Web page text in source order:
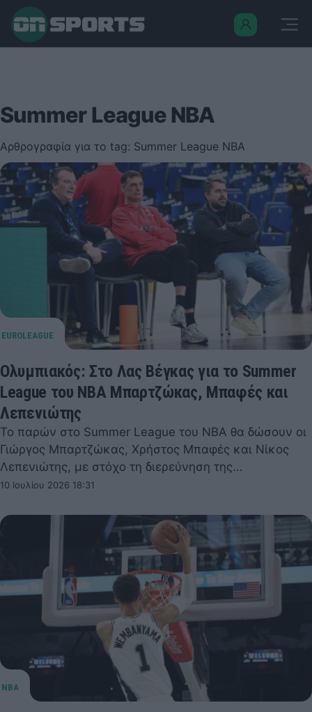
Summer League NBA
Αρθρογραφία για το tag: Summer League NBA
Ολυμπιακός: Στο Λας Βέγκας για το Summer
League του NBA Μπαρτζώκας, Μπαφές και
Λεπενιώτης
Το παρών στο Summer League του NBA θα δώσουν οι
Γιώργος Μπαρτζώκας, Χρήστος Μπαφές και Νίκος
Λεπενιώτης, με στόχο τη διερεύνηση της…
10 Ιουλίου 2026 18:31